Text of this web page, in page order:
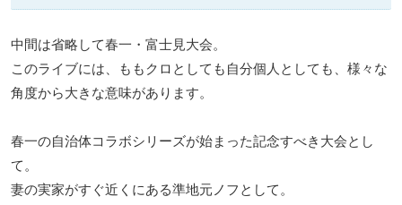
中間は省略して春一・富士見大会。
このライブには、ももクロとしても自分個人としても、様々な
角度から大きな意味があります。
春一の自治体コラボシリーズが始まった記念すべき大会とし
て。
妻の実家がすぐ近くにある準地元ノフとして。